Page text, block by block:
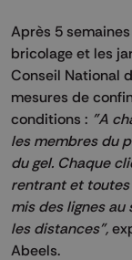
Après 5
bricolage et les
Conseil National
mesures de
conditions : "A
les membres du
du gel. Chaque
rentrant et
mis des lignes
les distances",
Abeels.